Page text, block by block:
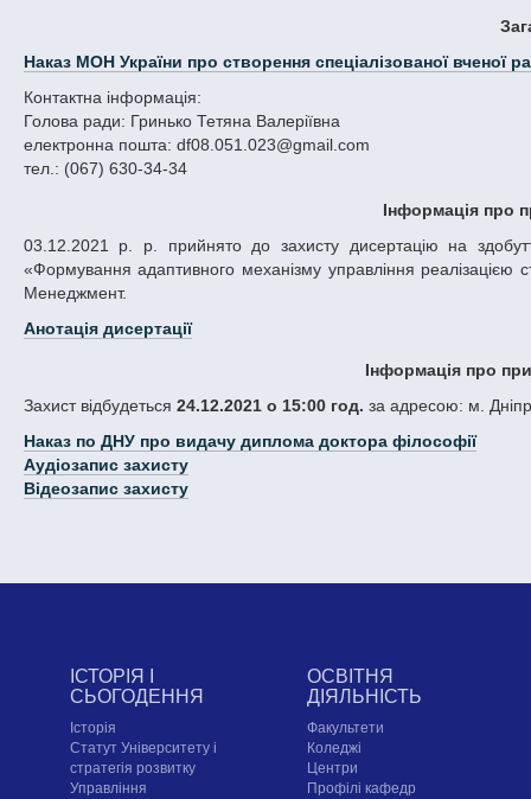
Наказ МОН України про створення спеціалізованої вченої
Контактна інформація:
Голова ради: Гринько Тетяна Валеріївна
електронна пошта: df08.051.023@gmail.com
тел.: (067) 630-34-34
Інформація про
03.12.2021 р. р. прийнято до захисту дисертацію на здобуття ступеня доктора філософії Ніколаєва Миколи Геннадійовича на тему:
«Формування адаптивного механізму управління реалізацією
Менеджмент.
Анотація дисертації
Інформація про
Захист відбудеться 24.12.2021 о 15:00 год. за адресою: м.
Наказ по ДНУ про видачу диплома доктора філософії
Аудіозапис захисту
Відеозапис захисту
ІСТОРІЯ І
СЬОГОДЕННЯ
Історія
Статут Університету і
стратегія розвитку
Управління
ОСВІТНЯ
ДІЯЛЬНІСТЬ
Факультети
Коледжі
Центри
Профілі кафедр